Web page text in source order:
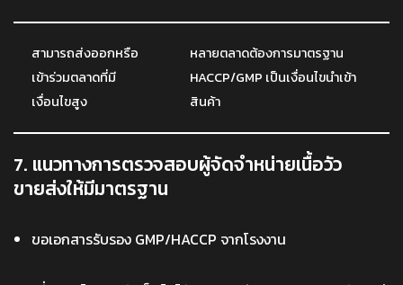
สามารถส่งออกหรือ
เข้าร่วมตลาดที่มี
เงื่อนไขสูง
หลายตลาดต้องการมาตรฐาน
HACCP/GMP เป็นเงื่อนไขนำเข้า
สินค้า
7. แนวทางการตรวจสอบผู้จัดจำหน่ายเนื้อวัว
ขายส่งให้มีมาตรฐาน
ขอเอกสารรับรอง GMP/HACCP จากโรงงาน